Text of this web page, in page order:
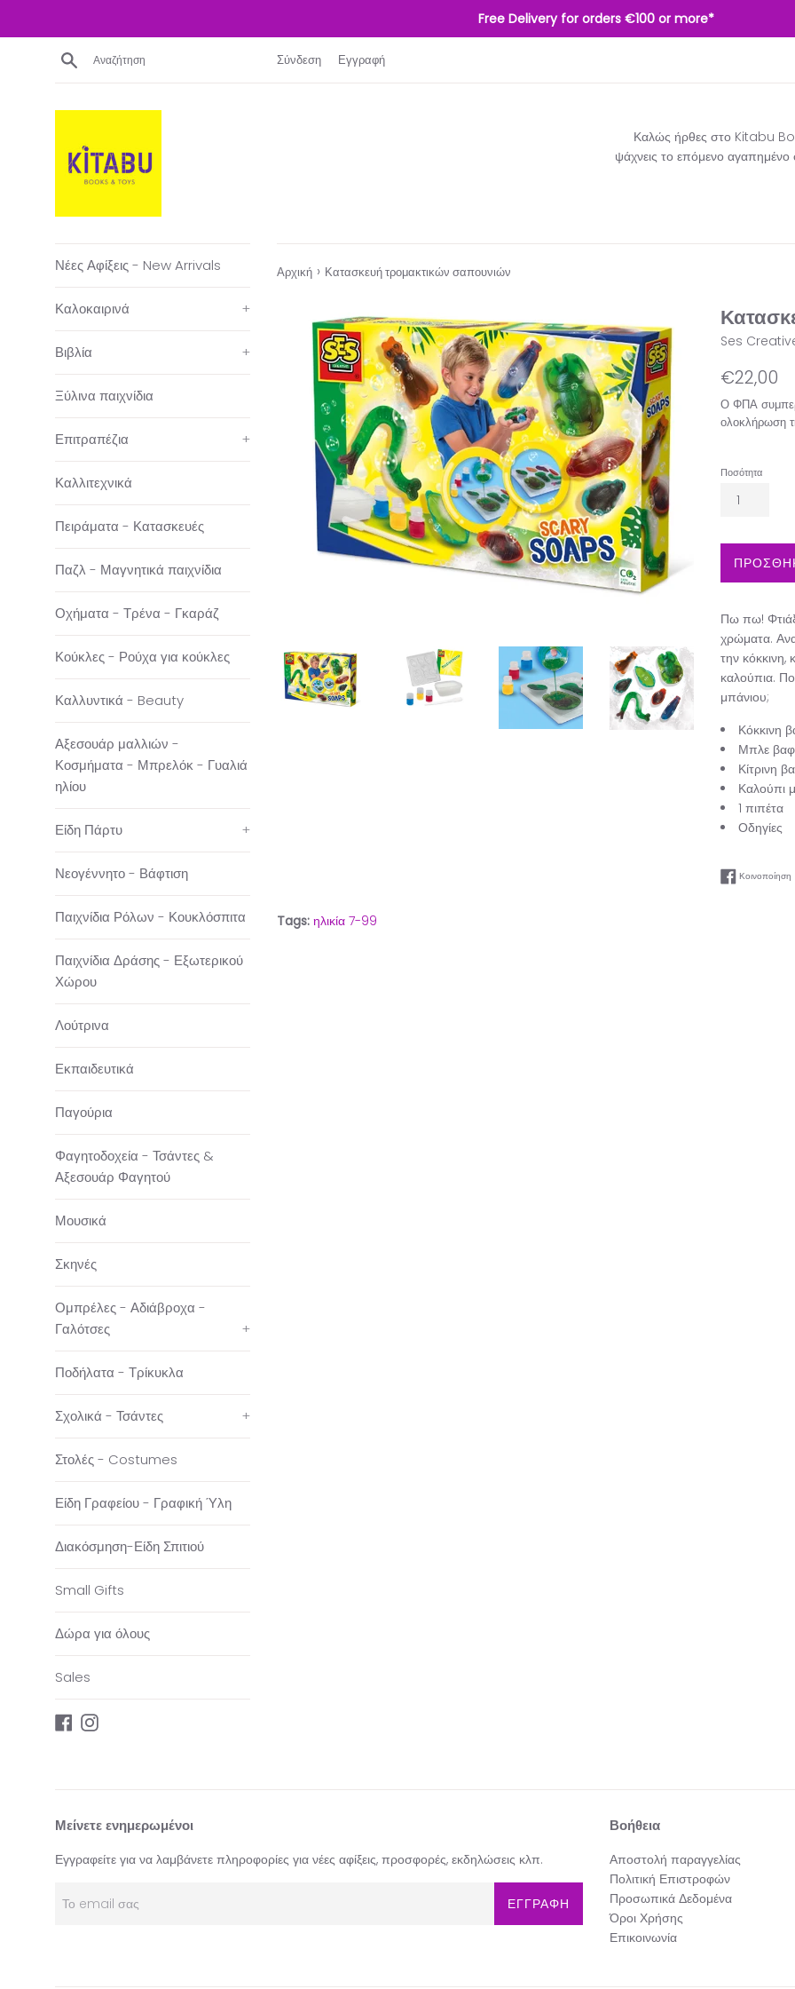
περιεχόμενο
Free Delivery for orders €100 or more*
Αναζήτηση Σύνδεση Εγγραφή
Καλώς ήρθες στο Kitabu
ψάχνεις το επόμενο αγαπημένο
Νέες Αφίξεις - New Arrivals
Καλοκαιρινά +
Βιβλία +
Ξύλινα παιχνίδια
Επιτραπέζια +
Καλλιτεχνικά
Πειράματα - Κατασκευές
Παζλ - Μαγνητικά παιχνίδια
Οχήματα - Τρένα - Γκαράζ
Κούκλες - Ρούχα για κούκλες
Καλλυντικά - Beauty
Αξεσουάρ μαλλιών -
Κοσμήματα - Μπρελόκ - Γυαλιά
ηλίου
Είδη Πάρτυ +
Νεογέννητο - Βάφτιση
Παιχνίδια Ρόλων - Κουκλόσπιτα
Παιχνίδια Δράσης - Εξωτερικού
Χώρου
Λούτρινα
Εκπαιδευτικά
Παγούρια
Φαγητοδοχεία - Τσάντες &
Αξεσουάρ Φαγητού
Μουσικά
Σκηνές
Ομπρέλες - Αδιάβροχα -
Γαλότσες
+
Ποδήλατα - Τρίκυκλα
Σχολικά - Τσάντες +
Στολές - Costumes
Είδη Γραφείου - Γραφική Ύλη
Διακόσμηση-Είδη Σπιτιού
Small Gifts
Δώρα για όλους
Sales
Facebook
Instagram
Αρχική › Κατασκευή τρομακτικών σαπουνιών
Ses
Κανονική
€22,00
Ο ΦΠΑ
ολοκλήρωση
Ποσότητα
Πω πω!
χρώματα.
την κόκκινη,
καλούπια.
μπάνιου;
Κόκκινη
Μπλε
Κίτρινη
Καλούπι
1 πιπέτα
Οδηγίες
Κοινοποίηση
Tags: ηλικία 7-99
Μείνετε ενημερωμένοι
Εγγραφείτε για να λαμβάνετε πληροφορίες για νέες αφίξεις, προσφορές, εκδηλώσεις κλπ.
ΕΓΓΡΑΦΗ
Βοήθεια
Αποστολή παραγγελίας
Πολιτική Επιστροφών
Προσωπικά Δεδομένα
Όροι Χρήσης
Επικοινωνία